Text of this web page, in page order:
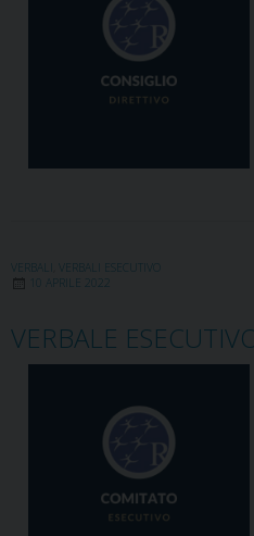
VERBALI
VERBALI ESECUTIVO
10 APRILE 2022
VERBALE